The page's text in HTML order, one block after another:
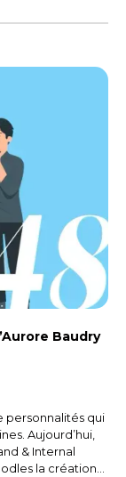
Baudry
personnalités qui
Aujourd’hui,
& Internal
la création